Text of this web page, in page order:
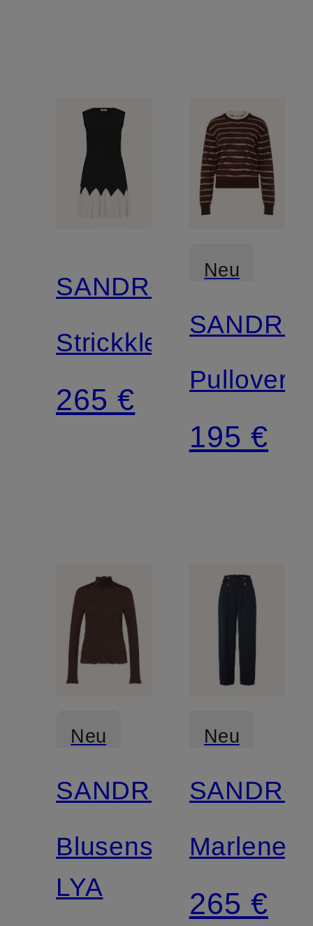
SANDRO
Strickkleid
265 €
Neu
SANDRO
Pullover
195 €
Neu
SANDRO
Blusenshirt
LYA
Neu
SANDRO
265 €